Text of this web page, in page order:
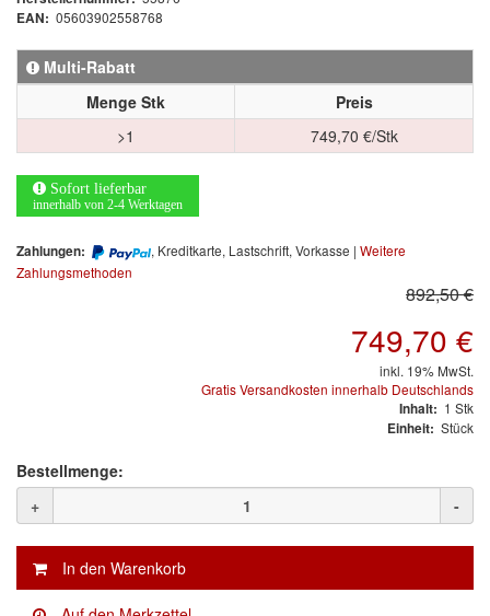
Mischfarben
Restposten
Informationsmaterial
MARKEN
3M
Colad
(113)
Indasa
(2)
KWASNY
EAN: 05603902558768
Multi-Rabatt
Menge Stk
Preis
>1
749,70 €/Stk
Sofort lieferbar
innerhalb von 2-4 Werktagen
Zahlungen: , Kreditkarte, Lastschrift, Vorkasse | Weitere
Zahlungsmethoden
892,50 €
749,70 €
inkl. 19% MwSt.
Gratis Versandkosten innerhalb Deutschlands
Inhalt: 1 Stk
Einheit: Stück
Bestellmenge:
+
-